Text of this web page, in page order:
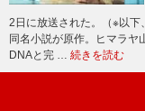
2日に放送された。（※以
同名小説が原作。ヒマラ
DNAと完 … 続きを読む